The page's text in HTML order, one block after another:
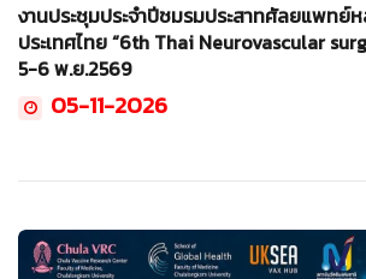
งานประชุมประจำปีชมรมประสาทศัลยแพทย์
ประเทศไทย “6th Thai Neurovascular
5-6 พ.ย.2569
05-11-2026